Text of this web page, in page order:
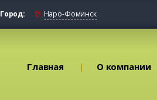
Город: Наро-Фоминск
Главная О компании